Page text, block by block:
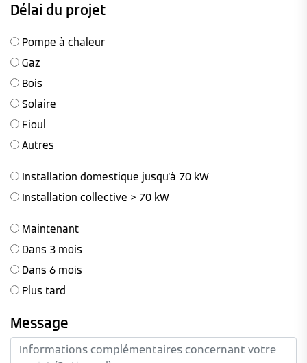
Délai du projet
Pompe à chaleur
Gaz
Bois
Solaire
Fioul
Autres
Installation domestique jusqu'à 70 kW
Installation collective > 70 kW
Maintenant
Dans 3 mois
Dans 6 mois
Plus tard
Message